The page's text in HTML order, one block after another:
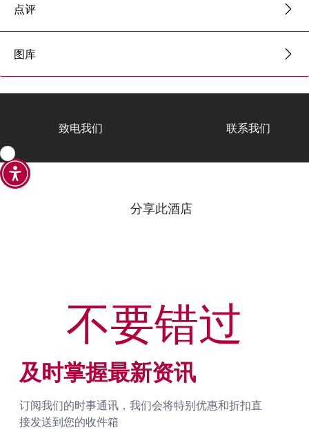
点评
图库
致电我们 联系我们
分享此酒店
及时掌握最新资讯
订阅我们的时事通讯，我们会将特别优惠和折扣直
接发送到您的收件箱
不要错过